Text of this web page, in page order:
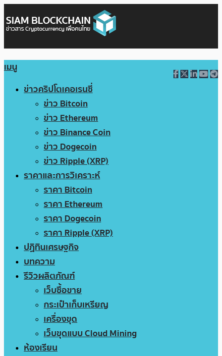
เมนู
ข่าวคริปโตเคอเรนซี่
ข่าว Bitcoin
ข่าว Ethereum
ข่าว Binance Coin
ข่าว Dogecoin
ข่าว Ripple (XRP)
ราคาและการวิเคราะห์
ราคา Bitcoin
ราคา Ethereum
ราคา Dogecoin
ราคา Ripple (XRP)
ปฏิทินเศรษฐกิจ
บทความ
รีวิวผลิตภัณฑ์
เว็บซื้อขาย
กระเป๋าเก็บเหรียญ
เครื่องขุด
เว็บขุดแบบ Cloud Mining
ห้องเรียน